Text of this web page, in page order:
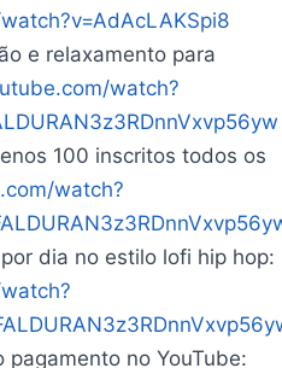
e relaxamento para
watch?
100 inscritos todos os
watch?
dia no estilo lofi hip hop:
no YouTube: